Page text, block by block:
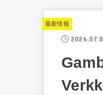
最新情報